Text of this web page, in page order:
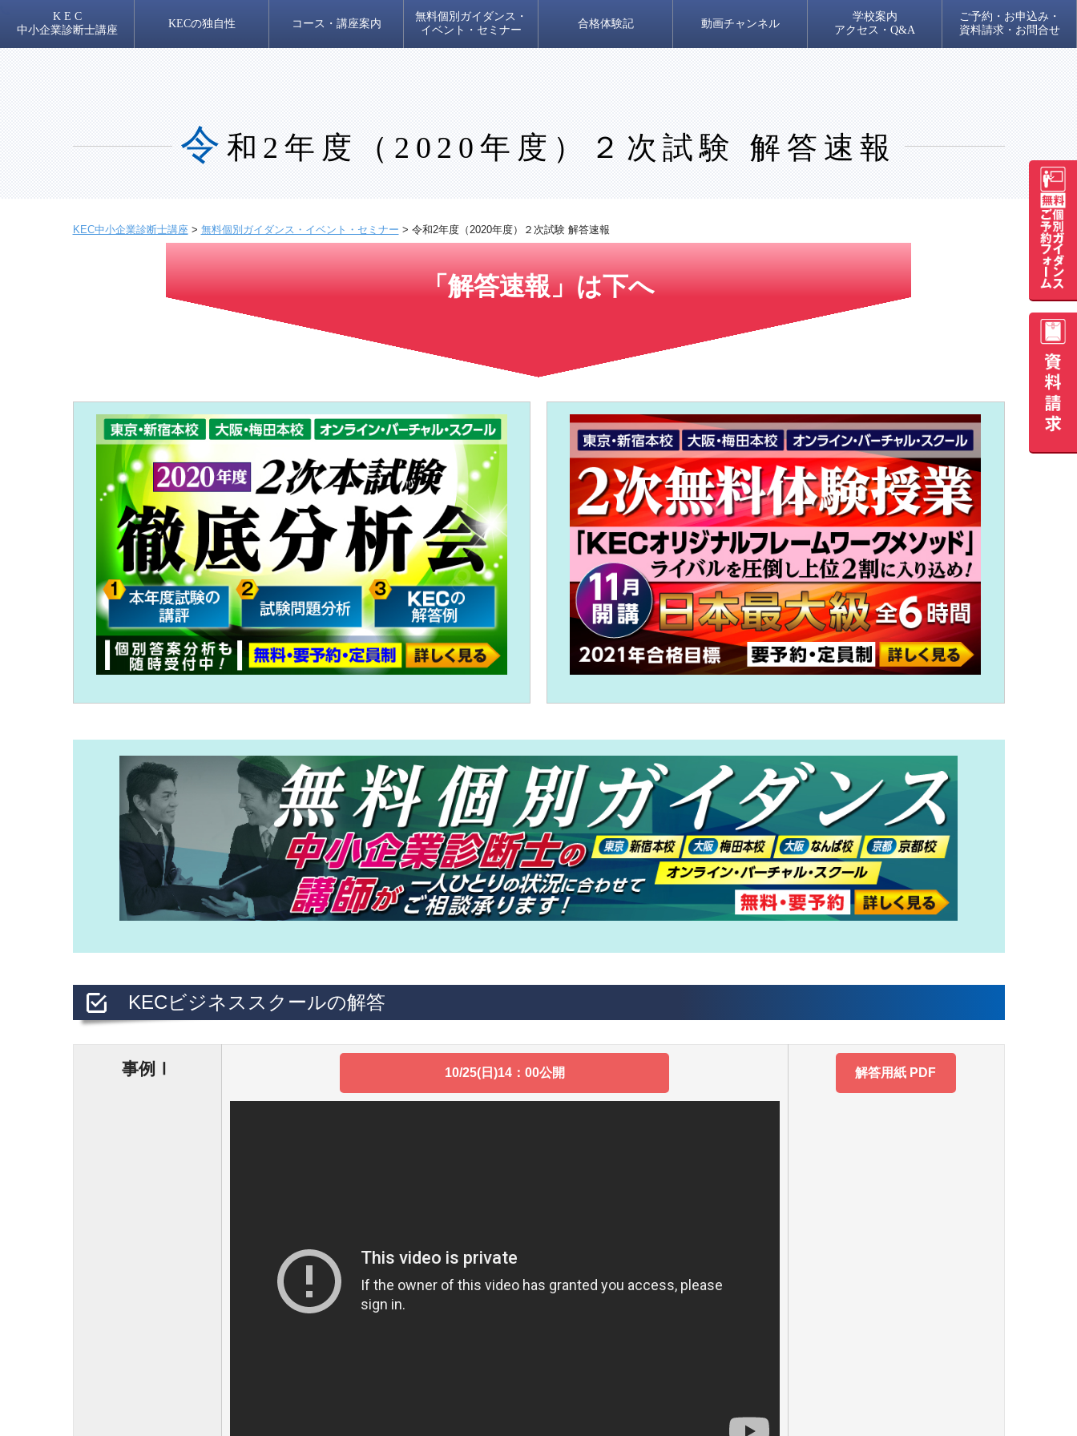
K E C
中小企業診断士講座
KECの独自性 コース・講座案内
無料個別ガイダンス・
イベント・セミナー
合格体験記 動画チャンネル
学校案内
アクセス・Q&A
ご予約・お申込み・
資料請求・お問合せ
令 和2年度（2020年度）２次試験 解答速報
KEC中小企業診断士講座 > 無料個別ガイダンス・イベント・セミナー > 令和2年度（2020年度）２次試験 解答速報
「解答速報」は下へ
KECビジネススクールの解答
事例Ⅰ 10/25(日)14：00公開 解答用紙 PDF